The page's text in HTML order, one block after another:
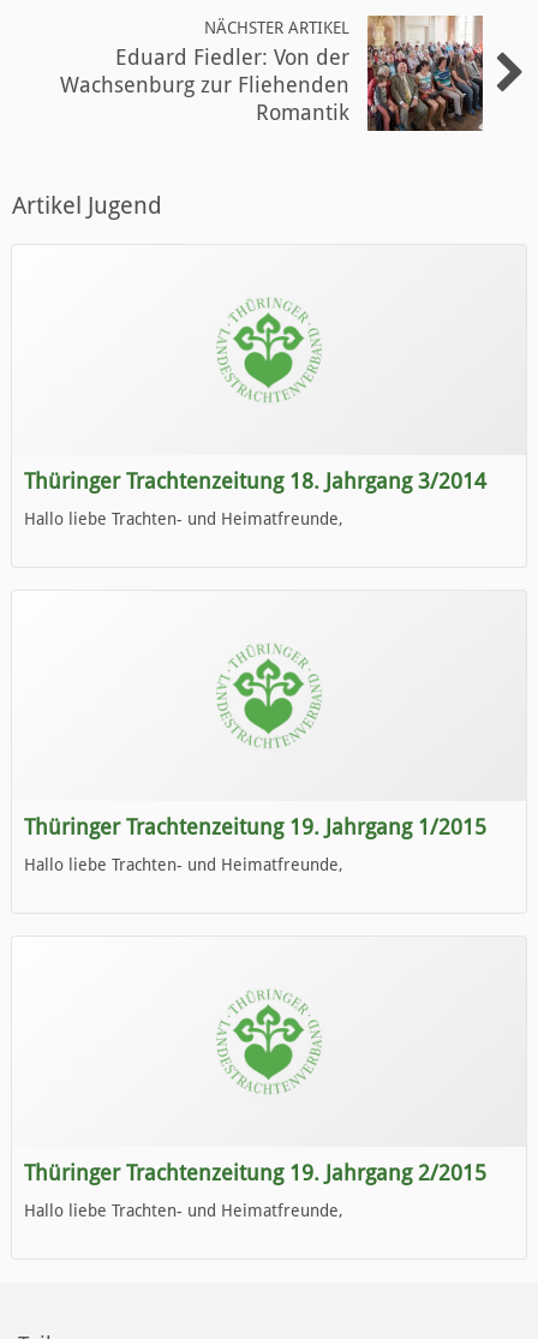
NÄCHSTER ARTIKEL
Eduard Fiedler: Von der
Wachsenburg zur Fliehenden
Romantik
Artikel Jugend
Thüringer Trachtenzeitung 18. Jahrgang 3/2014
Hallo liebe Trachten- und Heimatfreunde,
Wir wünschen Euch viel Spaß beim Lesen.
Thüringer Trachtenzeitung 19. Jahrgang 1/2015
Hallo liebe Trachten- und Heimatfreunde,
Wir wünschen Euch viel Spaß beim Lesen.
Thüringer Trachtenzeitung 19. Jahrgang 2/2015
Hallo liebe Trachten- und Heimatfreunde,